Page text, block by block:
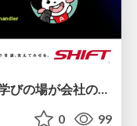
コミュニティを、仕事にした。‐ 学びの場が会社の価値になるまで / 20260724 Ayana Chandler
0 99